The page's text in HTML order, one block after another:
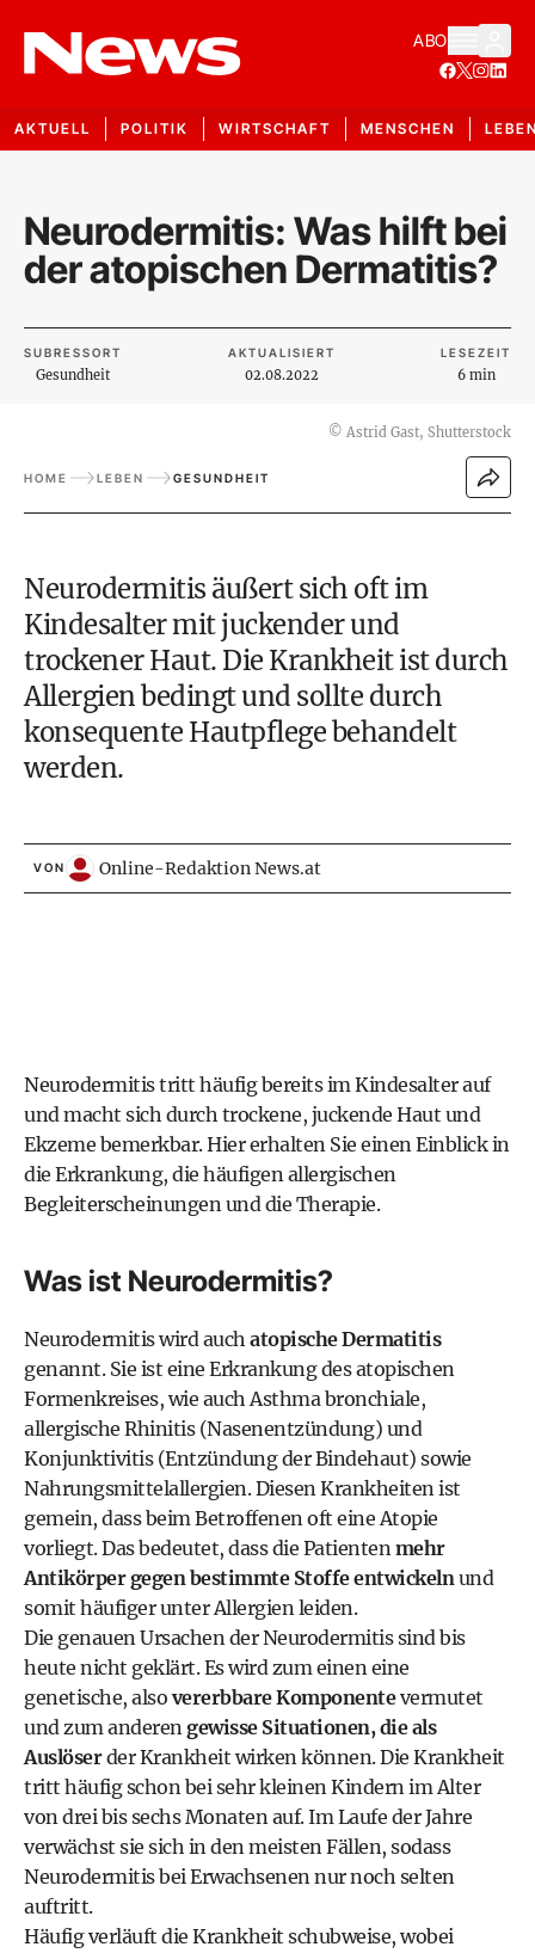
ABO
AKTUELL POLITIK WIRTSCHAFT MENSCHEN
Neurodermitis: Was hilft bei
der atopischen Dermatitis?
SUBRESSORT
Gesundheit
AKTUALISIERT
02.08.2022
LESEZEIT
6 min
© Astrid Gast, Shutterstock
HOME LEBEN GESUNDHEIT
Neurodermitis äußert sich oft im
Kindesalter mit juckender und
trockener Haut. Die Krankheit ist durch
Allergien bedingt und sollte durch
konsequente Hautpflege behandelt
werden.
VON Online-Redaktion News.at
Neurodermitis tritt häufig bereits im Kindesalter auf
und macht sich durch trockene, juckende Haut und
Ekzeme bemerkbar. Hier erhalten Sie einen Einblick in
die Erkrankung, die häufigen allergischen
Begleiterscheinungen und die Therapie.
Was ist Neurodermitis?
Neurodermitis wird auch atopische Dermatitis
genannt. Sie ist eine Erkrankung des atopischen
Formenkreises, wie auch Asthma bronchiale,
allergische Rhinitis (Nasenentzündung) und
Konjunktivitis (Entzündung der Bindehaut) sowie
Nahrungsmittelallergien. Diesen Krankheiten ist
gemein, dass beim Betroffenen oft eine Atopie
vorliegt. Das bedeutet, dass die Patientenmehr
Antikörper gegen bestimmte Stoffe entwickelnund
somit häufiger unter Allergien leiden.
Die genauen Ursachen der Neurodermitis sind bis
heute nicht geklärt. Es wird zum einen eine
genetische, also vererbbare Komponentevermutet
und zum anderengewisse Situationen, die als
Auslöserder Krankheit wirken können. Die Krankheit
tritt häufig schon bei sehr kleinen Kindern im Alter
von drei bis sechs Monaten auf. Im Laufe der Jahre
verwächst sie sich in den meisten Fällen, sodass
Neurodermitis bei Erwachsenen nur noch selten
auftritt.
Häufig verläuft die Krankheit schubweise, wobei